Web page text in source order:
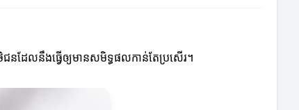
ដែលនឹងធ្វើឲ្យមានសមិទ្ធផលកាន់តែប្រសើរ។